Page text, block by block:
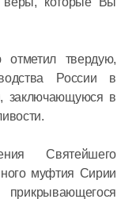
твердую,
России в
заключающуюся в
Святейшего
муфтия Сирии